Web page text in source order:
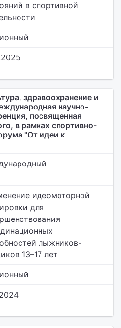
в спортивной
здравоохранение и
научно-
посвященная
в рамках спортивно-
"От идеи к
идеомоторной
для
лыжников-
13–17 лет